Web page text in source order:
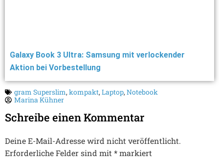
Galaxy Book 3 Ultra: Samsung mit verlockender
Aktion bei Vorbestellung
gram Superslim,kompakt,Laptop,Notebook
Marina Kühner
Schreibe einen Kommentar
Deine E-Mail-Adresse wird nicht veröffentlicht.
Erforderliche Felder sind mit *markiert